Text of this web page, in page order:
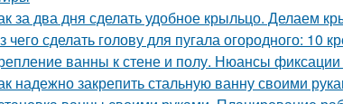
за два дня сделать удобное крыльцо. Делаем
чего сделать голову для пугала огородного: 10
ванны к стене и полу. Нюансы
надежно закрепить стальную ванну своими